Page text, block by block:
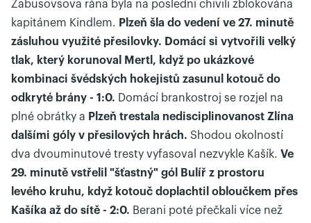
Zabusovsova rána byla na poslední chívili zblokována
kapitánem Kindlem. Plzeň šla do vedení ve 27. minutě
zásluhou využité přesilovky. Domácí si vytvořili velký
tlak, který korunoval Mertl, když po ukázkové
kombinaci švédských hokejistů zasunul kotouč do
odkryté brány - 1:0. Domácí brankostroj se rozjel na
plné obrátky a Plzeň trestala nedisciplinovanost Zlína
dalšími góly v přesilových hrách. Shodou okolností
dva dvouminutové tresty vyfasoval nezvykle Kašík. Ve
29. minutě vstřelil "šťastný" gól Bulíř z prostoru
levého kruhu, když kotouč doplachtil obloučkem přes
Kašíka až do sítě - 2:0. Berani poté přečkali více než